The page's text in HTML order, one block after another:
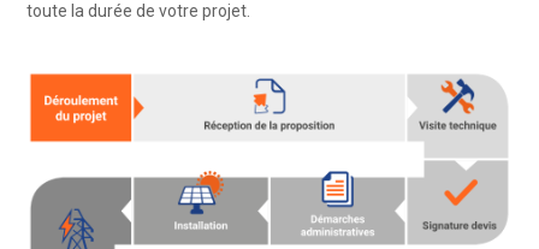
toute la durée de votre projet.